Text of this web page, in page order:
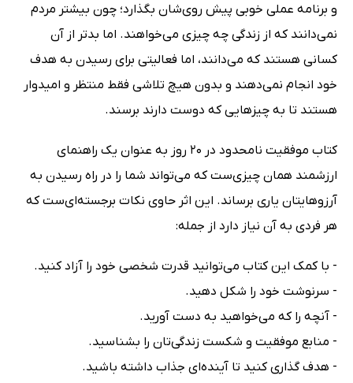
و برنامه عملی خوبی پیش روی‌شان بگذارد؛ چون بیشتر مردم
نمی‌دانند که از زندگی چه چیزی می‌خواهند. اما بدتر از آن
کسانی هستند که می‌دانند، اما فعالیتی برای رسیدن به هدف
خود انجام نمی‌دهند و بدون هیچ تلاشی فقط منتظر و امیدوار
هستند تا به چیزهایی که دوست دارند برسند.
کتاب موفقیت نامحدود در 20 روز به عنوان یک راهنمای
ارزشمند همان چیزی‌ست که می‌تواند شما را در راه رسیدن به
آرزوهایتان یاری برساند. این اثر حاوی نکات برجسته‌ای‌ست که
هر فردی به آن نیاز دارد از جمله:
- با کمک این کتاب می‌توانید قدرت شخصی خود را آزاد کنید.
- سرنوشت خود را شکل دهید.
- آنچه را که می‌خواهید به دست آورید.
- منابع موفقیت و شکست زندگی‌تان را بشناسید.
- هدف گذاری کنید تا آینده‌ای جذاب داشته باشید.